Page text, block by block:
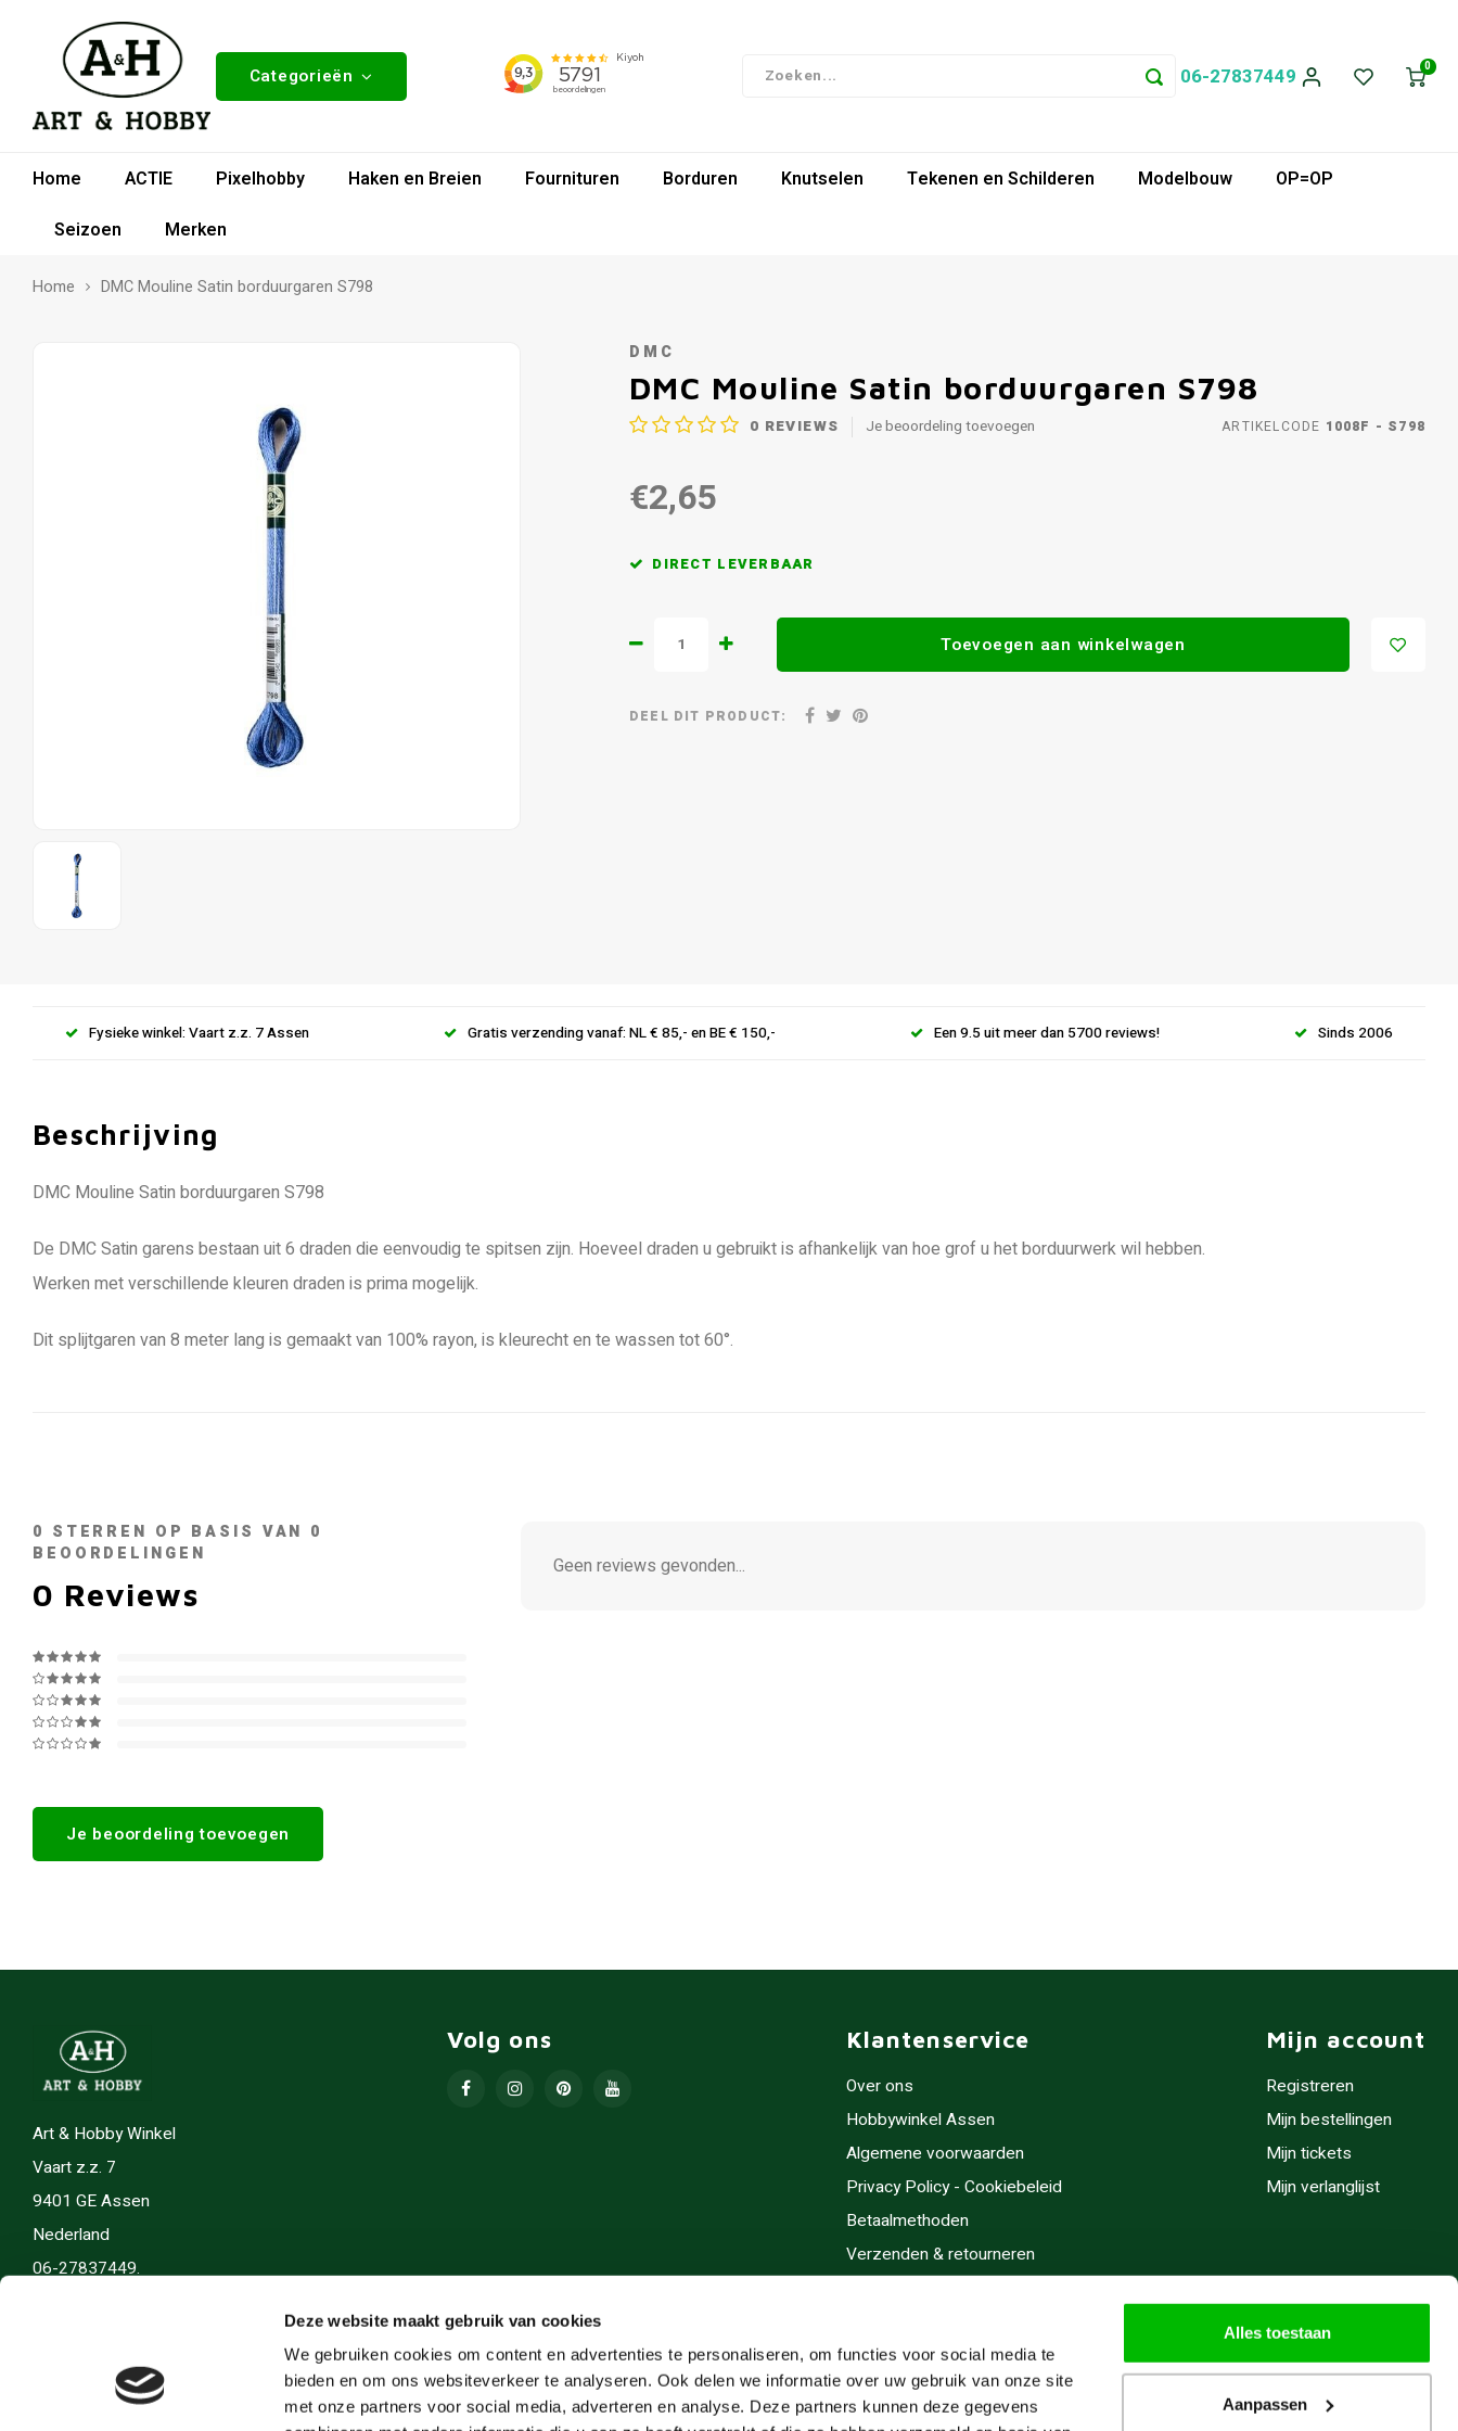
Deze website maakt gebruik van cookies
We gebruiken cookies om content en advertenties te personaliseren, om functies voor social media te
bieden en om ons websiteverkeer te analyseren. Ook delen we informatie over uw gebruik van onze site
met onze partners voor social media, adverteren en analyse. Deze partners kunnen deze gegevens
Alles toestaan
Aanpassen
Categorieën 06-27837449 0
Home ACTIE Pixelhobby Haken en Breien Fournituren Borduren Knutselen Tekenen en Schilderen Modelbouw
OP=OP
Seizoen
Merken
Home DMC Mouline Satin borduurgaren S798
DMC
DMC Mouline Satin borduurgaren S798
0 REVIEWS Je beoordeling toevoegen ARTIKELCODE 1008F - S798
€2,65
DIRECT LEVERBAAR
Toevoegen aan winkelwagen
DEEL DIT PRODUCT:
Fysieke winkel: Vaart z.z. 7 Assen Gratis verzending vanaf: NL € 85,- en BE € 150,- Een 9.5 uit meer dan 5700 reviews! Sinds 2006
Beschrijving
DMC Mouline Satin borduurgaren S798
De DMC Satin garens bestaan uit 6 draden die eenvoudig te spitsen zijn. Hoeveel draden u gebruikt is afhankelijk van hoe grof u het borduurwerk wil hebben.
Werken met verschillende kleuren draden is prima mogelijk.
Dit splijtgaren van 8 meter lang is gemaakt van 100% rayon, is kleurecht en te wassen tot 60°.
0 STERREN OP BASIS VAN 0
BEOORDELINGEN
0 Reviews
Je beoordeling toevoegen
Geen reviews gevonden...
Art & Hobby Winkel
Vaart z.z. 7
9401 GE Assen
Nederland
06-27837449.
Volg ons Klantenservice
Over ons
Hobbywinkel Assen
Algemene voorwaarden
Privacy Policy - Cookiebeleid
Betaalmethoden
Verzenden & retourneren
Cadeaubonnen
Inlijsten
Servicegebieden
Mijn account
Registreren
Mijn bestellingen
Mijn tickets
Mijn verlanglijst